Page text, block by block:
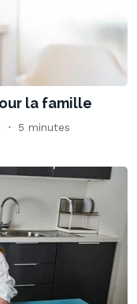
la famille
5 minutes